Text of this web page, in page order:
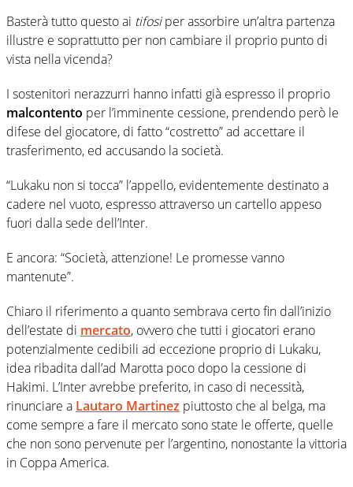
Basterà tutto questo ai tifosiper assorbire un’altra partenza
illustre e soprattutto per non cambiare il proprio punto di
vista nella vicenda?
I sostenitori nerazzurri hanno infatti già espresso il proprio
malcontento per l’imminente cessione, prendendo però le
difese del giocatore, di fatto “costretto” ad accettare il
trasferimento, ed accusando la società.
“Lukaku non si tocca” l’appello, evidentemente destinato a
cadere nel vuoto, espresso attraverso un cartello appeso
fuori dalla sede dell’Inter.
E ancora: “Società, attenzione! Le promesse vanno
mantenute”.
Chiaro il riferimento a quanto sembrava certo fin dall’inizio
dell’estate di mercato, ovvero che tutti i giocatori erano
potenzialmente cedibili ad eccezione proprio di Lukaku,
idea ribadita dall’ad Marotta poco dopo la cessione di
Hakimi. L’Inter avrebbe preferito, in caso di necessità,
rinunciare a Lautaro Martinez piuttosto che al belga, ma
come sempre a fare il mercato sono state le offerte, quelle
che non sono pervenute per l’argentino, nonostante la vittoria
in Coppa America.